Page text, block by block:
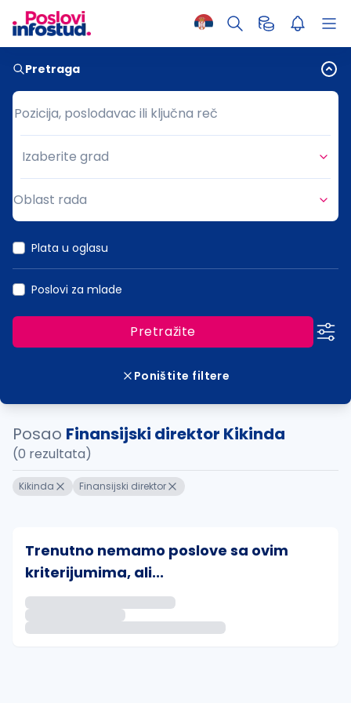
Pretraga
Pozicija, poslodavac ili ključna reč
Pozicija, poslodavac ili ključna reč
Grad
Izaberite grad
Oblast rada
Plata u oglasu
Poslovi za mlade
Pretražite
Poništite filtere
Posao Finansijski direktor Kikinda
(0 rezultata)
Kikinda Finansijski direktor
Trenutno nemamo poslove sa ovim
kriterijumima, ali...